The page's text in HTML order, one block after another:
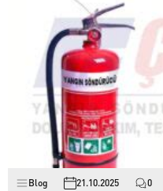
Blog 21.10.2025 0